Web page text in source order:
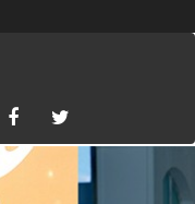
Podrobnosti